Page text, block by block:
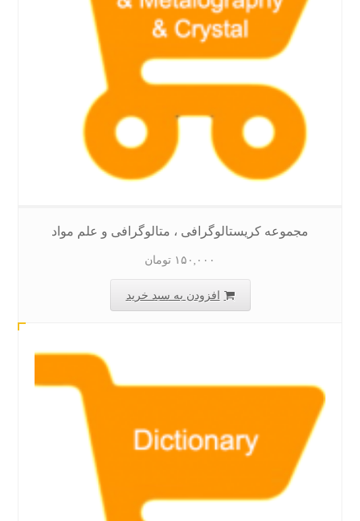
مجموعه کریستالوگرافی ، متالوگرافی و علم مواد
۱۵۰,۰۰۰ تومان
افزودن به سبد خرید